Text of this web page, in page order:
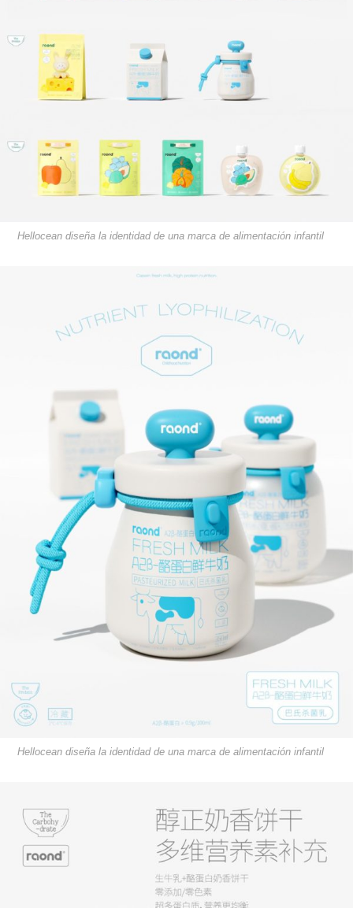
Hellocean diseña la identidad de una marca de alimentación infantil
Hellocean diseña la identidad de una marca de alimentación infantil